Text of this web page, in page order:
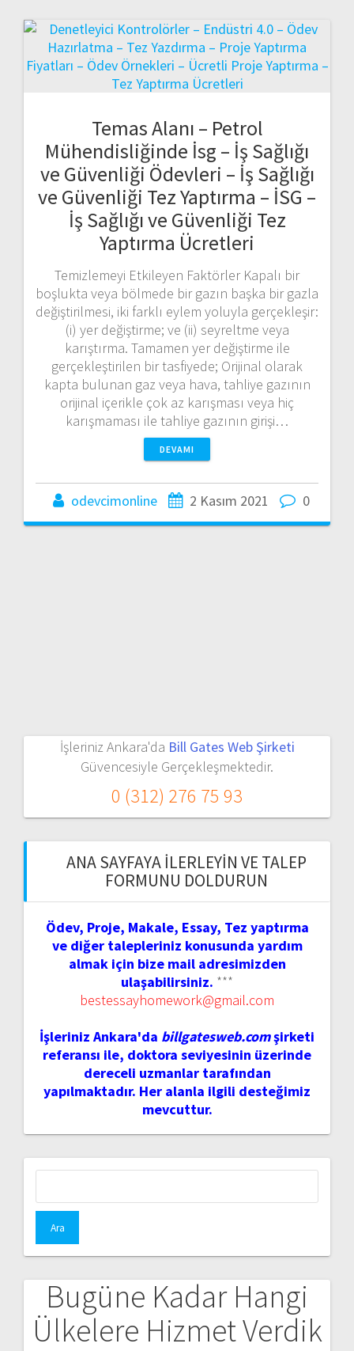
Temas Alanı – Petrol
Mühendisliğinde İsg – İş Sağlığı
ve Güvenliği Ödevleri – İş Sağlığı
ve Güvenliği Tez Yaptırma – İSG –
İş Sağlığı ve Güvenliği Tez
Yaptırma Ücretleri
Temizlemeyi Etkileyen Faktörler Kapalı bir
boşlukta veya bölmede bir gazın başka bir gazla
değiştirilmesi, iki farklı eylem yoluyla gerçekleşir:
(i) yer değiştirme; ve (ii) seyreltme veya
karıştırma. Tamamen yer değiştirme ile
gerçekleştirilen bir tasfiyede; Orijinal olarak
kapta bulunan gaz veya hava, tahliye gazının
orijinal içerikle çok az karışması veya hiç
karışmaması ile tahliye gazının girişi…
DEVAMI
odevcimonline 2 Kasım 2021 0
İşleriniz Ankara'da Bill Gates Web Şirketi
Güvencesiyle Gerçekleşmektedir.
0 (312) 276 75 93
ANA SAYFAYA İLERLEYIN VE TALEP
FORMUNU DOLDURUN
Ödev, Proje, Makale, Essay, Tez yaptırma
ve diğer talepleriniz konusunda yardım
almak için bize mail adresimizden
ulaşabilirsiniz. ***
bestessayhomework@gmail.com
İşleriniz Ankara'da billgatesweb.comşirketi
referansı ile, doktora seviyesinin üzerinde
dereceli uzmanlar tarafından
yapılmaktadır. Her alanla ilgili desteğimiz
mevcuttur.
Bugüne Kadar Hangi
Ülkelere Hizmet Verdik